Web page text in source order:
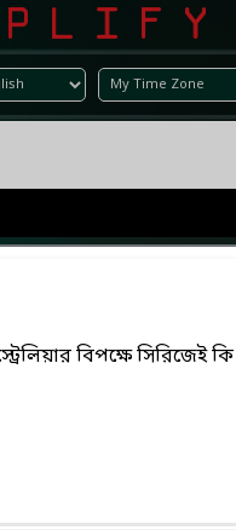
বিপক্ষে সিরিজেই